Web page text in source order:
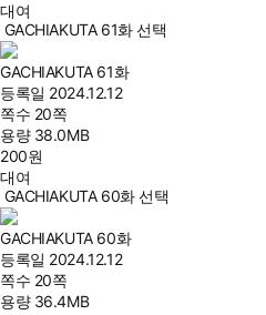
대여
GACHIAKUTA 61화 선택
GACHIAKUTA 61화
등록일 2024.12.12
쪽수 20쪽
용량 38.0MB
200원
대여
GACHIAKUTA 60화 선택
GACHIAKUTA 60화
등록일 2024.12.12
쪽수 20쪽
용량 36.4MB